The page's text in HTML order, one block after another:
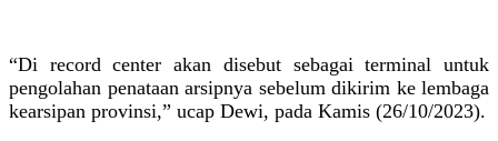
“Di record center akan disebut sebagai terminal untuk
pengolahan penataan arsipnya sebelum dikirim ke lembaga
kearsipan provinsi,” ucap Dewi, pada Kamis (26/10/2023).